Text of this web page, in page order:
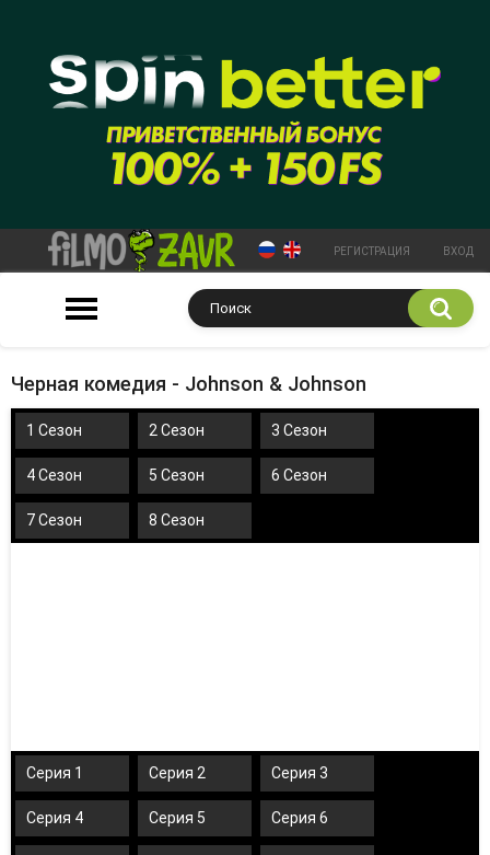
РЕГИСТРАЦИЯ ВХОД
Черная комедия - Johnson & Johnson
1 Сезон 2 Сезон 3 Сезон
4 Сезон 5 Сезон 6 Сезон
7 Сезон 8 Сезон
Серия 1 Серия 2 Серия 3
Серия 4 Серия 5 Серия 6